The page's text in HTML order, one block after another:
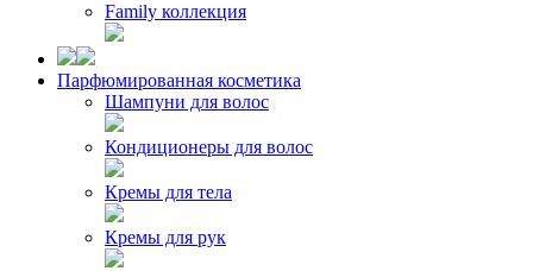
Family коллекция
Парфюмированная косметика
Шампуни для волос
Кондиционеры для волос
Кремы для тела
Кремы для рук